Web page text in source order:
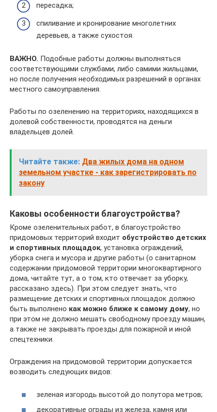
пересадка;
спиливание и кронирование многолетних
деревьев, а также сухостоя.
ВАЖНО. Подобные работы должны выполняться
соответствующими службами, либо самими жильцами,
но после получения необходимых разрешений в органах
местного самоуправления.
Работы по озеленению на территориях, находящихся в
долевой собственности, проводятся на деньги
владельцев долей.
Читайте также: Два жилых дома на одном
земельном участке - как зарегистрировать по
закону
Каковы особенности благоустройства?
Кроме озеленительных работ, в благоустройство
придомовых территорий входит обустройство детских
и спортивных площадок, установка ограждений,
уборка снега и мусора и другие работы (о санитарном
содержании придомовой территории многоквартирного
дома, читайте тут, а о том, кто отвечает за уборку,
рассказано здесь). При этом следует знать, что
размещение детских и спортивных площадок должно
быть выполнено как можно ближе к самому дому, но
при этом не должно мешать свободному проезду машин,
а также не закрывать проезды для пожарной и иной
спецтехники.
Ограждения на придомовой территории допускается
возводить следующих видов:
зеленая изгородь высотой до полутора метров;
декоративные ограды из железа, камня или